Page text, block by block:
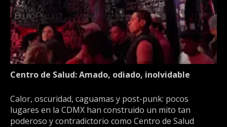
Centro de Salud: Amado, odiado, inolvidable
Calor, oscuridad, caguamas y post-punk: pocos
lugares en la CDMX han construido un mito tan
poderoso y contradictorio como Centro de Salud